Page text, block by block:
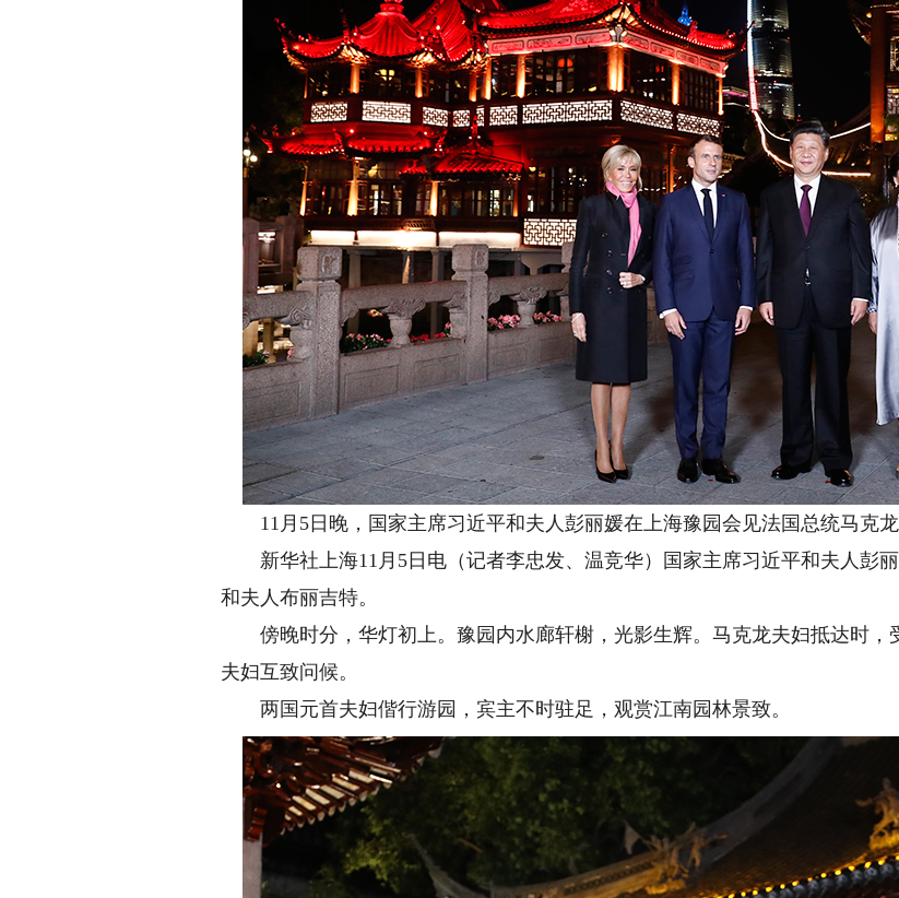
11月5日晚，国家主席习近平和夫人彭丽媛在上海豫园会见法国总统马克
新华社上海11月5日电（记者李忠发、温竞华）国家主席习近平和夫人彭
和夫人布丽吉特。
傍晚时分，华灯初上。豫园内水廊轩榭，光影生辉。马克龙夫妇抵达时，
夫妇互致问候。
两国元首夫妇偕行游园，宾主不时驻足，观赏江南园林景致。